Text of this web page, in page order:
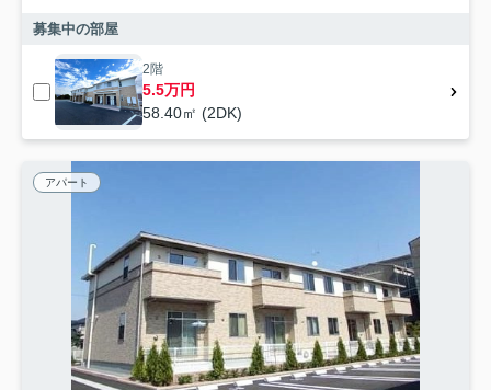
募集中の部屋
2階
5.5万円
58.40㎡ (2DK)
アパート